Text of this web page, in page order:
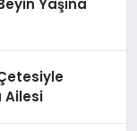
Yaşına
Ailesi